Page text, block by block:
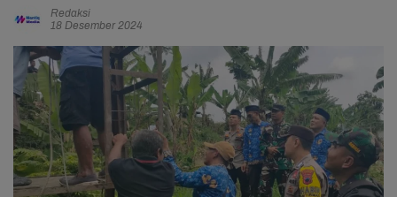
Redaksi
18 Desember 2024